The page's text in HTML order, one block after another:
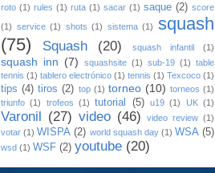
roto (1) rules (1) ruta (1) sacar (1) saque (2) score
(1) service (1) shots (1) sistema (1) squash
(75)
Squash (20) squash infantil (1)
squash inn (7) squashsite (1) sub-19 (1) table
tennis (1) tablero electrónico (1) tennis (1) Texcoco (1)
tips (4) tiros (2) top (1) torneo (10) torneos (1)
triunfo (1) trofeos (1) tutorial (5) u19 (1) UK (1)
Varonil (27) video (46) video review (1)
votar (1) WISPA (2) world squash day (1) WSA (5)
wsd (1) WSF (2) youtube (20)